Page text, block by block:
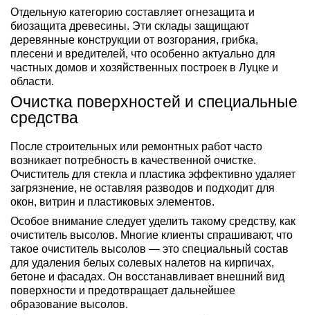
Отдельную категорию составляет огнезащита и
биозащита древесины. Эти склады защищают
деревянные конструкции от возгорания, грибка,
плесени и вредителей, что особенно актуально для
частных домов и хозяйственных построек в Луцке и
области.
Очистка поверхностей и специальные
средства
После строительных или ремонтных работ часто
возникает потребность в качественной очистке.
Очиститель для стекла и пластика эффективно удаляет
загрязнение, не оставляя разводов и подходит для
окон, витрин и пластиковых элементов.
Особое внимание следует уделить такому средству, как
очиститель высолов. Многие клиенты спрашивают, что
такое очиститель высолов — это специальный состав
для удаления белых солевых налетов на кирпичах,
бетоне и фасадах. Он восстанавливает внешний вид
поверхности и предотвращает дальнейшее
образование высолов.